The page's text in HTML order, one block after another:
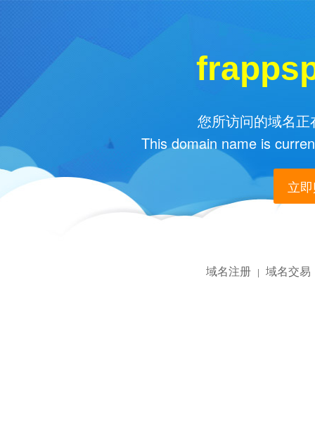
您所访问的域名
This domain name is
立
域名注册 | 域名交易